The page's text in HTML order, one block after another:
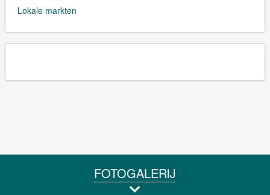
Lokale markten
FOTOGALERIJ